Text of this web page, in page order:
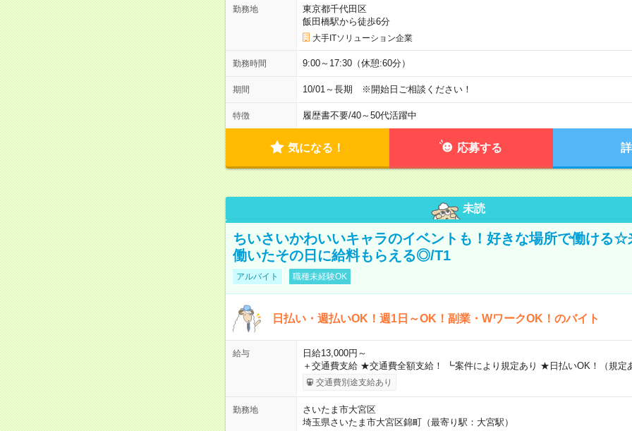
勤務地
東京都千代田区
飯田橋駅から徒歩6分
大手ITソリューション企業
勤務時間 9:00～17:30（休憩:60分）
期間 10/01～長期 ※開始日ご相談ください！
特徴 履歴書不要/40～50代活躍中
気になる！ 応募する
未読
ちいさいかわいいキャラのイベントも！好きな場所で働ける☆
働いたその日に給料もらえる◎/T1
アルバイト 職種未経験OK
日払い・週払いOK！週1日～OK！副業・WワークOK！のバイト
給与
日給13,000円～
＋交通費支給 ★交通費全額支給！ ┗案件により規定あり ★日払いOK！（規
交通費別途支給あり
勤務地
さいたま市大宮区
埼玉県さいたま市大宮区錦町（最寄り駅：大宮駅）